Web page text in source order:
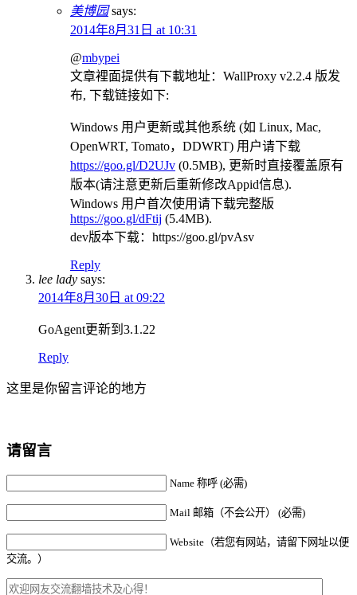
美博园 says:
2014年8月31日 at 10:31
@mbypei
文章裡面提供有下載地址：WallProxy v2.2.4 版发
布, 下载链接如下:
Windows 用户更新或其他系统 (如 Linux, Mac,
OpenWRT, Tomato，DDWRT) 用户请下载
https://goo.gl/D2UJv (0.5MB), 更新时直接覆盖原有
版本(请注意更新后重新修改Appid信息).
Windows 用户首次使用请下载完整版
https://goo.gl/dFtij (5.4MB).
dev版本下载：https://goo.gl/pvAsv
Reply
lee lady says:
2014年8月30日 at 09:22
GoAgent更新到3.1.22
Reply
这里是你留言评论的地方
请留言
Name 称呼 (必需)
Mail 邮箱（不会公开） (必需)
Website（若您有网站，请留下网址以便
交流。）